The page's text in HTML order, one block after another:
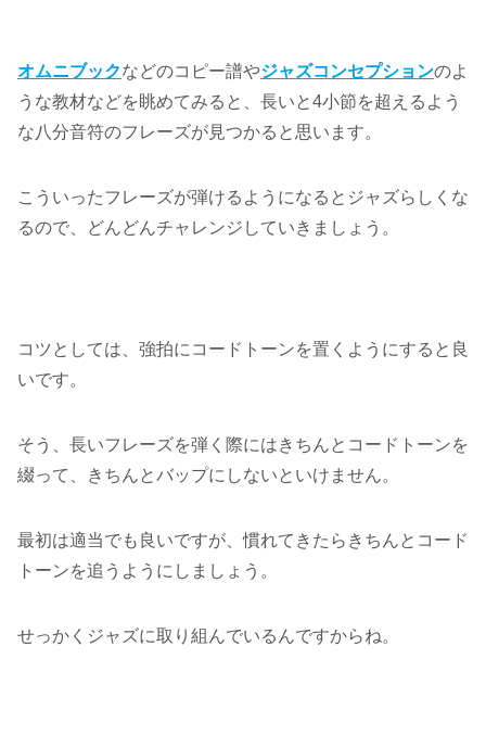
オムニブックなどのコピー譜やジャズコンセプションのよ
うな教材などを眺めてみると、長いと4小節を超えるよう
な八分音符のフレーズが見つかると思います。
こういったフレーズが弾けるようになるとジャズらしくな
るので、どんどんチャレンジしていきましょう。
コツとしては、強拍にコードトーンを置くようにすると良
いです。
そう、長いフレーズを弾く際にはきちんとコードトーンを
綴って、きちんとバップにしないといけません。
最初は適当でも良いですが、慣れてきたらきちんとコード
トーンを追うようにしましょう。
せっかくジャズに取り組んでいるんですからね。